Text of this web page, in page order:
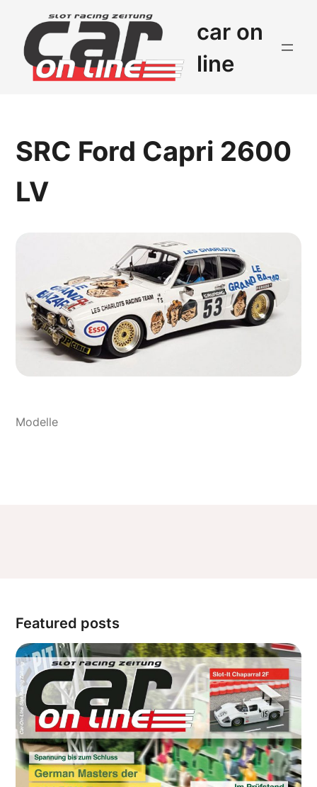
car on
line
SRC Ford Capri 2600
LV
Featured posts